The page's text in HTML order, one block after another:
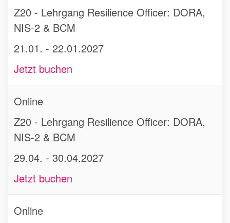
Z20 - Lehrgang Resilience Officer: DORA,
NIS-2 & BCM
21.01. - 22.01.2027
Jetzt buchen
Online
Z20 - Lehrgang Resilience Officer: DORA,
NIS-2 & BCM
29.04. - 30.04.2027
Jetzt buchen
Online